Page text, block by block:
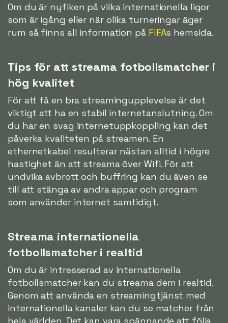
Om du är nyfiken på vilka internationella ligor
som är igång eller när olika turneringar äger
rum så finns all information på FIFAs hemsida.
Tips för att streama fotbollsmatcher i
hög kvalitet
För att få en bra streamingupplevelse är det
viktigt att ha en stabil internetanslutning. Om
du har en svag internetuppkoppling kan det
påverka kvaliteten på streamen. En
ethernetkabel resulterar nästan alltid i högre
hastighet än att streama över Wifi. För att
undvika avbrott och buffring kan du även se
till att stänga av andra appar och program
som använder internet samtidigt.
Streama internationella
fotbollsmatcher i realtid
Om du är intresserad av internationella
fotbollsmatcher kan du streama dem i realtid.
Genom att använda en streamingtjänst med
internationella kanaler kan du se matcher från
hela världen. Det kan vara spännande att följa